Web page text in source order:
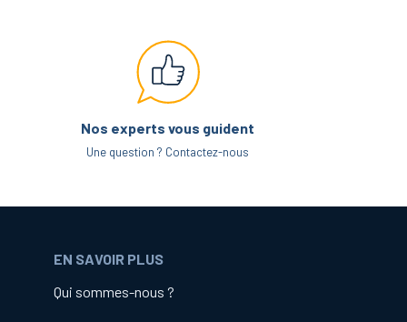
Nos experts vous guident
Une question ? Contactez-nous
EN SAVOIR PLUS
Qui sommes-nous ?